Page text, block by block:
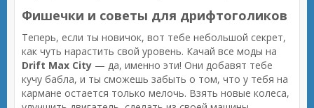
Фишечки и советы для дрифтоголиков
Теперь, если ты новичок, вот тебе небольшой секрет,
как чуть нарастить свой уровень. Качай все моды на
Drift Max City — да, именно эти! Они добавят тебе
кучу бабла, и ты сможешь забыть о том, что у тебя на
кармане остается только мелочь. Взять новые колеса,